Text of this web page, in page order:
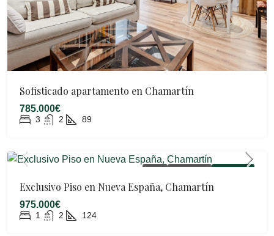
Sofisticado apartamento en Chamartín
785.000€
3 2 89
VENTA AMUEBLADO DISPONIBLE
Exclusivo Piso en Nueva España, Chamartín
975.000€
1 2 124